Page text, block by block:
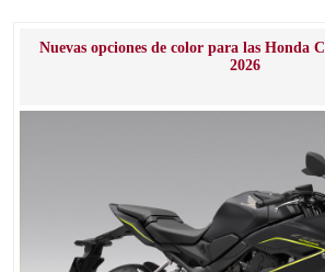
Nuevas opciones de color para las Honda
2026